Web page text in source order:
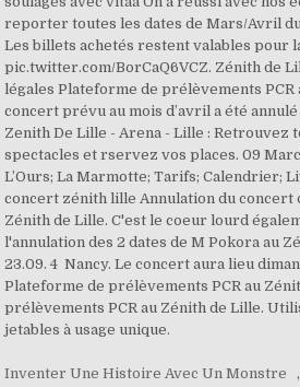
Inventer Une Histoire Avec Un Monstre ,